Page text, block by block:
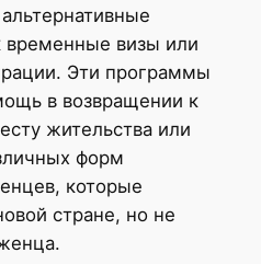
временные визы или
Эти программы
в возвращении к
жительства или
форм
которые
стране, но не